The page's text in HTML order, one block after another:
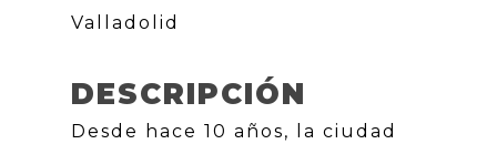
Valladolid
DESCRIPCIÓN
Desde hace 10 años, la ciudad